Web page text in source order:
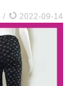
/ 2022-09-14